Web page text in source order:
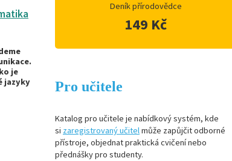
je
jazyky
Deník přírodovědce
149 Kč
Pro učitele
Katalog pro učitele je nabídkový systém, kde
si zaregistrovaný učitelmůže zapůjčit odborné
přístroje, objednat praktická cvičení nebo
přednášky pro studenty.